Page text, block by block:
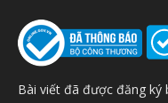
Bài viết đã được đăng ký